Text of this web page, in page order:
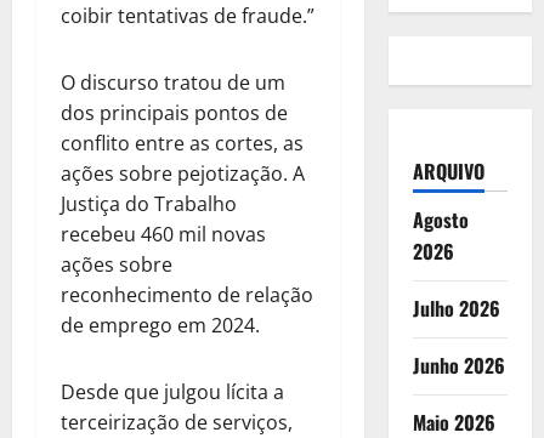
coibir tentativas de fraude.”
O discurso tratou de um
dos principais pontos de
conflito entre as cortes, as
ações sobre pejotização. A
Justiça do Trabalho
recebeu 460 mil novas
ações sobre
reconhecimento de relação
de emprego em 2024.
Desde que julgou lícita a
terceirização de serviços,
ARQUIVO
Agosto
2026
Julho 2026
Junho 2026
Maio 2026